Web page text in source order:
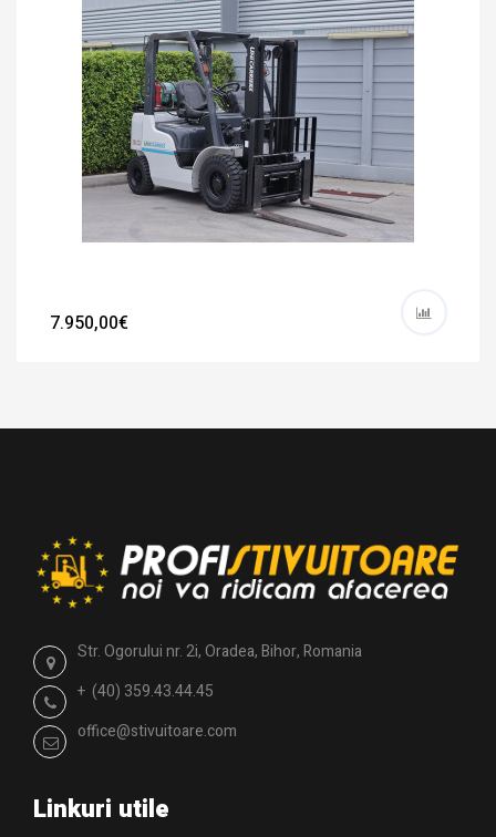
7.950,00€
Str. Ogorului nr. 2i, Oradea, Bihor, Romania
+ (40) 359.43.44.45
office@stivuitoare.com
Linkuri utile